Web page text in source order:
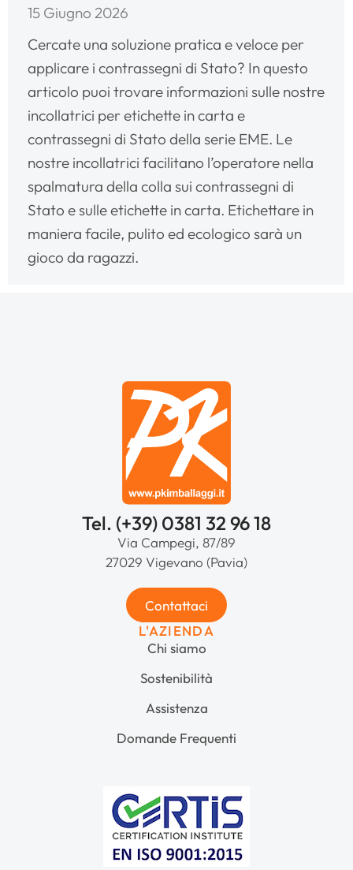
15 Giugno 2026
Cercate una soluzione pratica e veloce per
applicare i contrassegni di Stato? In questo
articolo puoi trovare informazioni sulle nostre
incollatrici per etichette in carta e
contrassegni di Stato della serie EME. Le
nostre incollatrici facilitano l’operatore nella
spalmatura della colla sui contrassegni di
Stato e sulle etichette in carta. Etichettare in
maniera facile, pulito ed ecologico sarà un
gioco da ragazzi.
Tel. (+39) 0381 32 96 18
Via Campegi, 87/89
27029 Vigevano (Pavia)
Contattaci
L'AZIENDA
Chi siamo
Sostenibilità
Assistenza
Domande Frequenti